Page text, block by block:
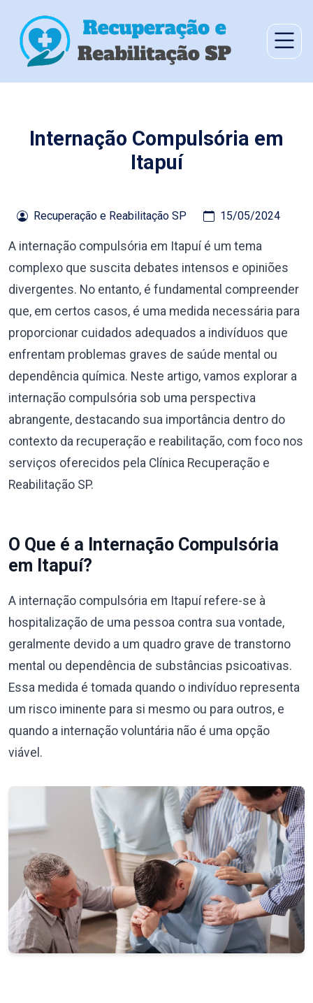
Internação Compulsória em
Itapuí
Recuperação e Reabilitação SP 15/05/2024
A internação compulsória em Itapuí é um tema
complexo que suscita debates intensos e opiniões
divergentes. No entanto, é fundamental compreender
que, em certos casos, é uma medida necessária para
proporcionar cuidados adequados a indivíduos que
enfrentam problemas graves de saúde mental ou
dependência química. Neste artigo, vamos explorar a
internação compulsória sob uma perspectiva
abrangente, destacando sua importância dentro do
contexto da recuperação e reabilitação, com foco nos
serviços oferecidos pela Clínica Recuperação e
Reabilitação SP.
O Que é a Internação Compulsória
em Itapuí?
A internação compulsória em Itapuí refere-se à
hospitalização de uma pessoa contra sua vontade,
geralmente devido a um quadro grave de transtorno
mental ou dependência de substâncias psicoativas.
Essa medida é tomada quando o indivíduo representa
um risco iminente para si mesmo ou para outros, e
quando a internação voluntária não é uma opção
viável.